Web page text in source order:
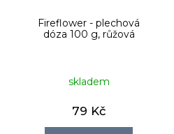
Fireflower - plechová
dóza 100 g, růžová
skladem
79 Kč